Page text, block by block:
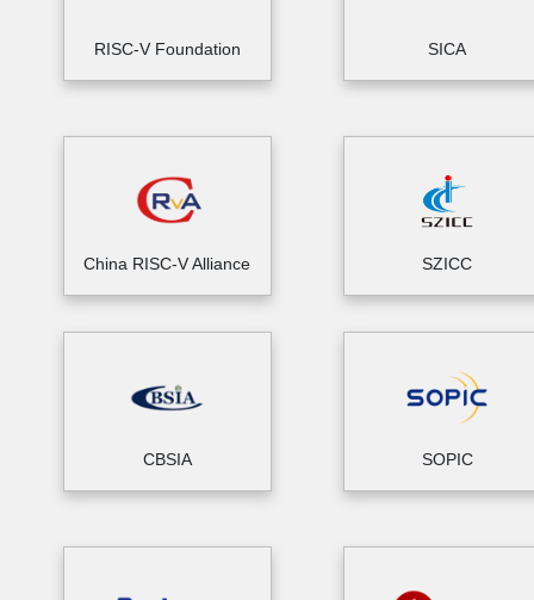
RISC-V Foundation SICA
China RISC-V Alliance SZICC
CBSIA SOPIC